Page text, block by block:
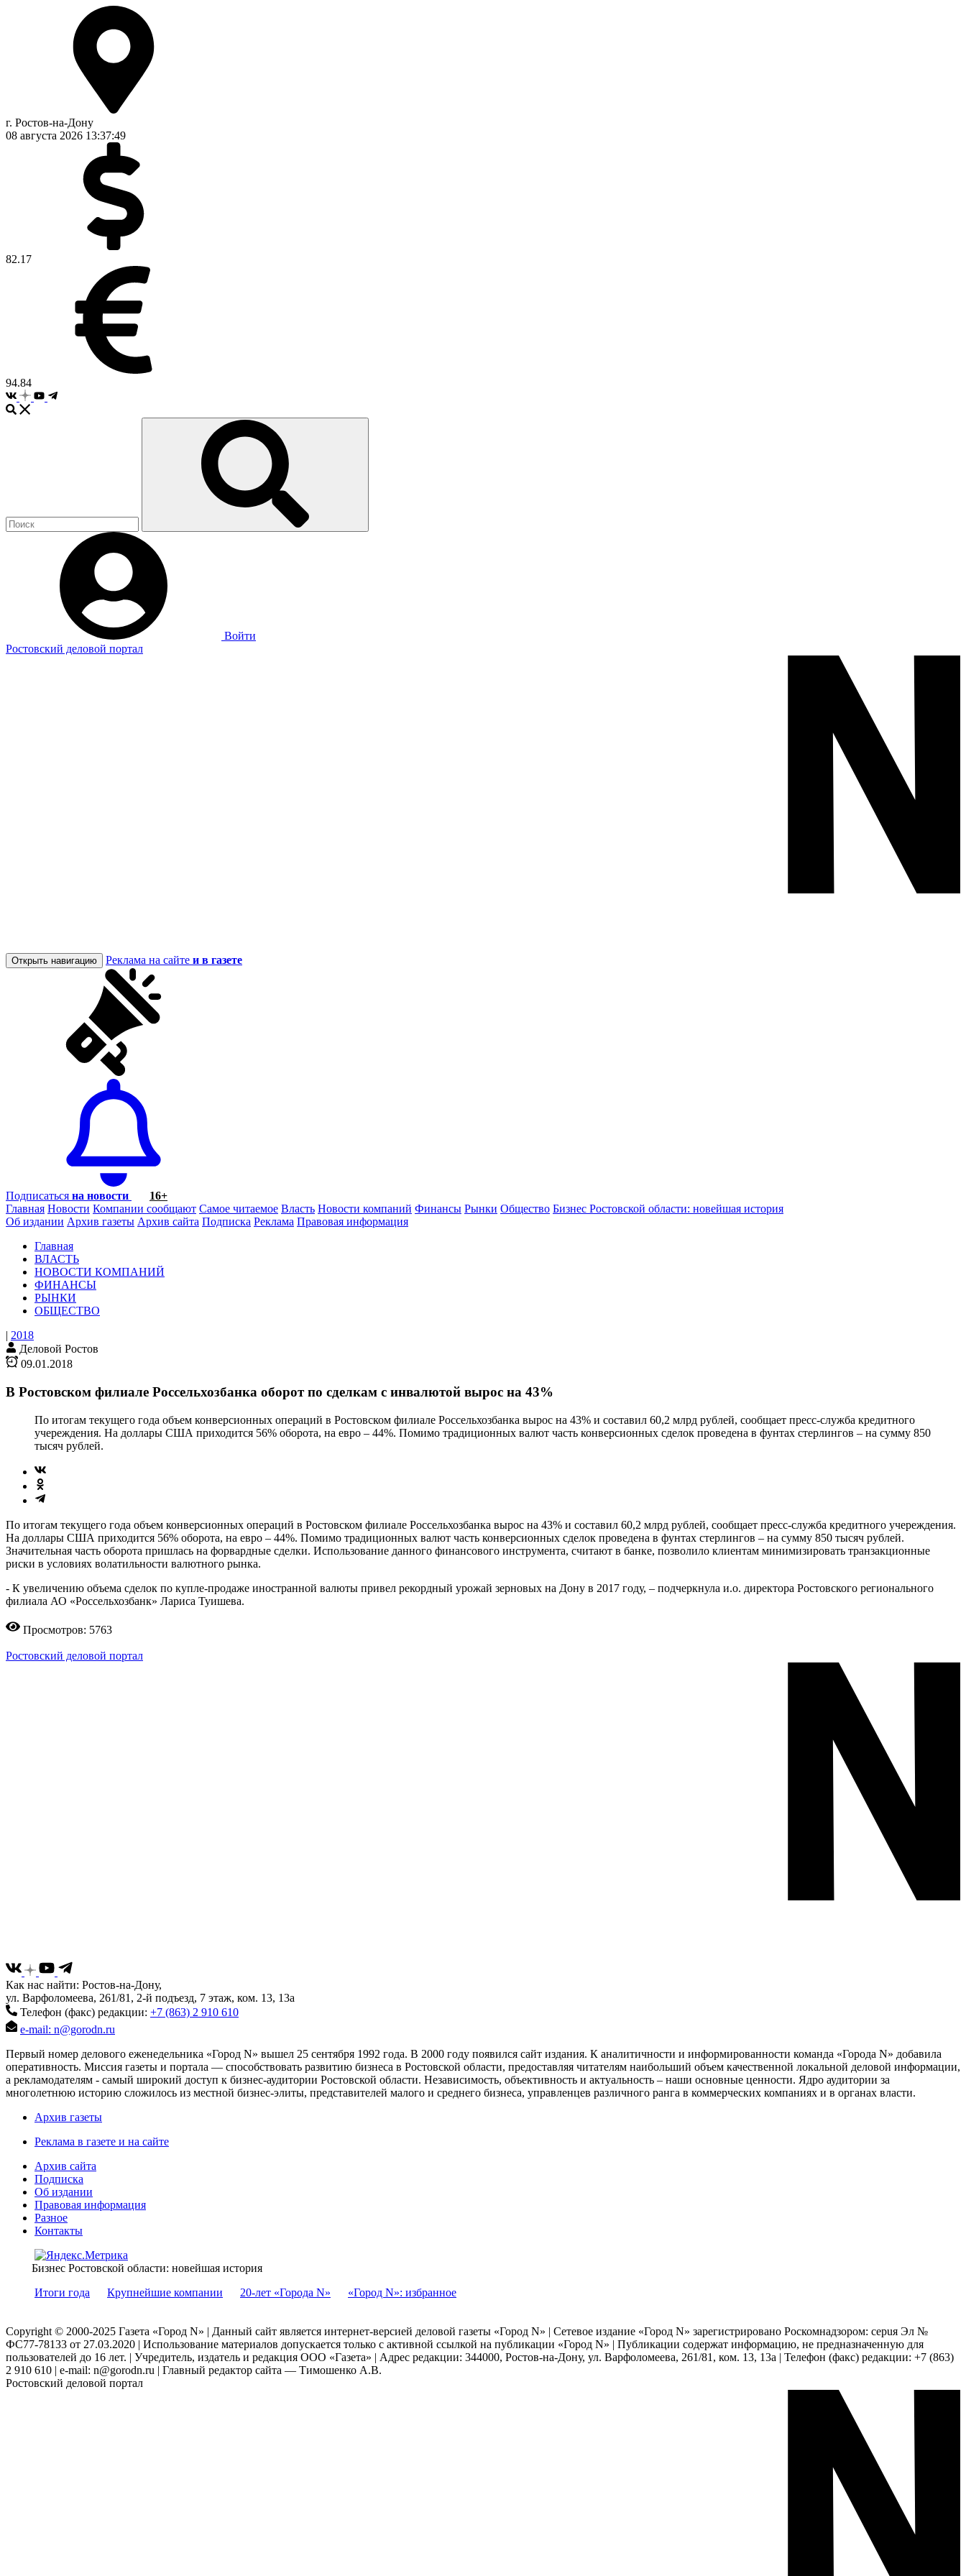
г. Ростов-на-Дону
08 августа 2026 13:37:50
82.17
94.84
Войти
Ростовский деловой портал
Открыть навигацию Реклама на сайте и в газете
Подписаться на новости
16+
Главная Новости Компании сообщают Самое читаемое Власть Новости компаний Финансы Рынки Общество Бизнес Ростовской области: новейшая история
Об издании Архив газеты Архив сайта Подписка Реклама Правовая информация
Главная
ВЛАСТЬ
НОВОСТИ КОМПАНИЙ
ФИНАНСЫ
РЫНКИ
ОБЩЕСТВО
| 2018
Деловой Ростов
09.01.2018
В Ростовском филиале Россельхозбанка оборот по сделкам с инвалютой вырос на 43%
По итогам текущего года объем конверсионных операций в Ростовском филиале Россельхозбанка вырос на 43% и составил 60,2 млрд рублей, сообщает пресс-служба кредитного
учереждения. На доллары США приходится 56% оборота, на евро – 44%. Помимо традиционных валют часть конверсионных сделок проведена в фунтах стерлингов – на сумму 850
тысяч рублей.
По итогам текущего года объем конверсионных операций в Ростовском филиале Россельхозбанка вырос на 43% и составил 60,2 млрд рублей, сообщает пресс-служба кредитного учереждения.
На доллары США приходится 56% оборота, на евро – 44%. Помимо традиционных валют часть конверсионных сделок проведена в фунтах стерлингов – на сумму 850 тысяч рублей.
Значительная часть оборота пришлась на форвардные сделки. Использование данного финансового инструмента, считают в банке, позволило клиентам минимизировать транзакционные
риски в условиях волатильности валютного рынка.
- К увеличению объема сделок по купле-продаже иностранной валюты привел рекордный урожай зерновых на Дону в 2017 году, – подчеркнула и.о. директора Ростовского регионального
филиала АО «Россельхозбанк» Лариса Туишева.
Просмотров: 5763
Ростовский деловой портал
Как нас найти: Ростов-на-Дону,
ул. Варфоломеева, 261/81, 2-й подъезд, 7 этаж, ком. 13, 13а
Телефон (факс) редакции: +7 (863) 2 910 610
e-mail: n@gorodn.ru
Первый номер делового еженедельника «Город N» вышел 25 сентября 1992 года. В 2000 году появился сайт издания. К аналитичности и информированности команда «Города N» добавила
оперативность. Миссия газеты и портала — способствовать развитию бизнеса в Ростовской области, предоставляя читателям наибольший объем качественной локальной деловой информации,
а рекламодателям - самый широкий доступ к бизнес-аудитории Ростовской области. Независимость, объективность и актуальность – наши основные ценности. Ядро аудитории за
многолетнюю историю сложилось из местной бизнес-элиты, представителей малого и среднего бизнеса, управленцев различного ранга в коммерческих компаниях и в органах власти.
Архив газеты
Реклама в газете и на сайте
Архив сайта
Подписка
Об издании
Правовая информация
Разное
Контакты
Бизнес Ростовской области: новейшая история
Итоги года
Крупнейшие компании 20-лет «Города N» «Город N»: избранное
Copyright © 2000-2025 Газета «Город N» | Данный сайт является интернет-версией деловой газеты «Город N» | Сетевое издание «Город N» зарегистрировано Роскомнадзором: серuя Эл №
ФС77-78133 от 27.03.2020 | Использование материалов допускается только с активной ссылкой на публикации «Город N» | Публикации содержат информацию, не предназначенную для
пользователей до 16 лет. | Учредитель, издатель и редакция ООО «Газета» | Адрес редакции: 344000, Ростов-на-Дону, ул. Варфоломеева, 261/81, ком. 13, 13а | Телефон (факс) редакции: +7 (863)
2 910 610 | e-mail: n@gorodn.ru | Главный редактор сайта — Тимошенко А.В.
Ростовский деловой портал